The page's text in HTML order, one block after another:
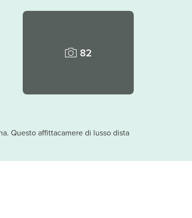
82
Questo affittacamere di lusso dista